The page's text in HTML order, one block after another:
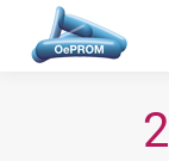
OePROM
Österreichische